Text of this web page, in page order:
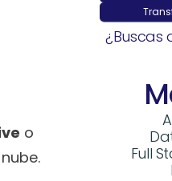
o
¿Buscas
Full